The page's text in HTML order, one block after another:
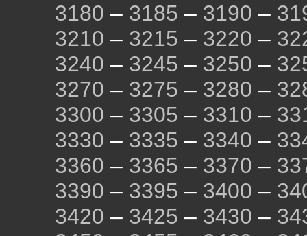
3180 – 3185 – 3190 –
3210 – 3215 – 3220 –
3240 – 3245 – 3250 –
3270 – 3275 – 3280 –
3300 – 3305 – 3310 –
3330 – 3335 – 3340 –
3360 – 3365 – 3370 –
3390 – 3395 – 3400 –
3420 – 3425 – 3430 –